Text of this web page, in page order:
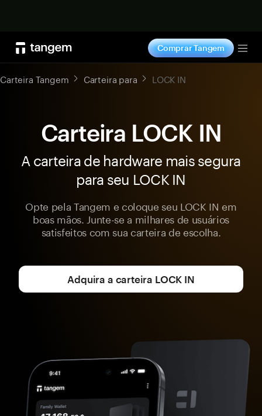
Comprar Tangem
Carteira Tangem Carteira para LOCK IN
Carteira LOCK IN
A carteira de hardware mais segura
para seu LOCK IN
Opte pela Tangem e coloque seu LOCK IN em
boas mãos. Junte-se a milhares de usuários
satisfeitos com sua carteira de escolha.
Adquira a carteira LOCK IN